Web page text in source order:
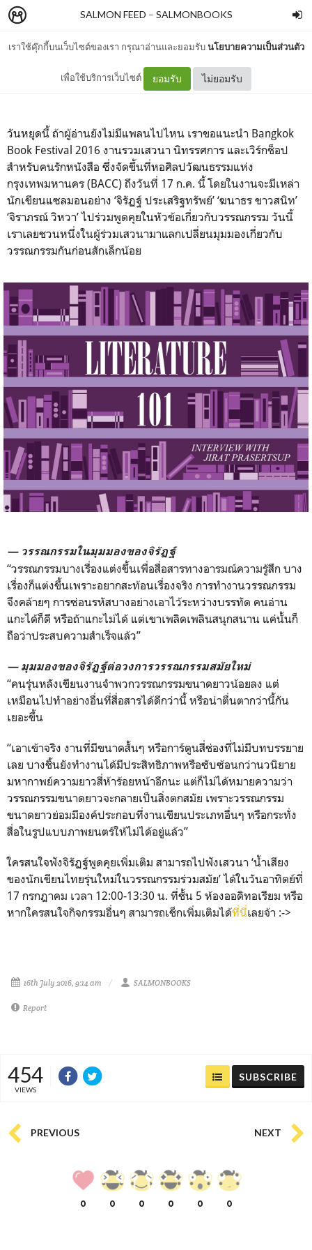
เราใช้คุ๊กกี้บนเว็บไซต์ของเรา กรุณาอ่านและยอมรับนโยบายความเป็นส่วนตัว
เพื่อใช้บริการเว็บไซต์ ยอมรับ ไม่ยอมรับ
SALMON FEED – SALMONBOOKS
LITERATURE 101
วันหยุดนี้ ถ้าผู้อ่านยังไม่มีแพลนไปไหน เราขอแนะนำ Bangkok
Book Festival 2016 งานรวมเสวนา นิทรรศการ และเวิร์กช็อป
สำหรับคนรักหนังสือ ซึ่งจัดขึ้นที่หอศิลปวัฒนธรรมแห่ง
กรุงเทพมหานคร (BACC) ถึงวันที่ 17 ก.ค. นี้ โดยในงานจะมีเหล่า
นักเขียนแซลมอนอย่าง ‘จิรัฏฐ์ ประเสริฐทรัพย์’ ‘ฆนาธร ขาวสนิท’
‘จิราภรณ์ วิหวา’ ไปร่วมพูดคุยในหัวข้อเกี่ยวกับวรรณกรรม วันนี้
เราเลยชวนหนึ่งในผู้ร่วมเสวนามาแลกเปลี่ยนมุมมองเกี่ยวกับ
วรรณกรรมกันก่อนสักเล็กน้อย
— วรรณกรรมในมุมมองของจิรัฏฐ์
“วรรณกรรมบางเรื่องแต่งขึ้นเพื่อสื่อสารทางอารมณ์ความรู้สึก บาง
เรื่องก็แต่งขึ้นเพราะอยากสะท้อนเรื่องจริง การทำงานวรรณกรรม
จึงคล้ายๆ การซ่อนรหัสบางอย่างเอาไว้ระหว่างบรรทัด คนอ่าน
แกะได้ก็ดี หรือถ้าแกะไม่ได้ แต่เขาเพลิดเพลินสนุกสนาน แค่นั้นก็
ถือว่าประสบความสำเร็จแล้ว”
— มุมมองของจิรัฏฐ์ต่อวงการวรรณกรรมสมัยใหม่
“คนรุ่นหลังเขียนงานจำพวกวรรณกรรมขนาดยาวน้อยลง แต่
เหมือนไปทำอย่างอื่นที่สื่อสารได้ดีกว่านี้ หรือน่าตื่นตากว่านี้กัน
เยอะขึ้น
“เอาเข้าจริง งานที่มีขนาดสั้นๆ หรือการ์ตูนสี่ช่องที่ไม่มีบทบรรยาย
เลย บางชิ้นยังทำงานได้มีประสิทธิภาพหรือซับซ้อนกว่านวนิยาย
มหากาพย์ความยาวสี่ห้าร้อยหน้าอีกนะ แต่ก็ไม่ได้หมายความว่า
วรรณกรรมขนาดยาวจะกลายเป็นสิ่งตกสมัย เพราะวรรณกรรม
ขนาดยาวย่อมมีองค์ประกอบที่งานเขียนประเภทอื่นๆ หรือกระทั่ง
สื่อในรูปแบบภาพยนตร์ให้ไม่ได้อยู่แล้ว”
ใครสนใจฟังจิรัฏฐ์พูดคุยเพิ่มเติม สามารถไปฟังเสวนา ‘น้ำเสียง
ของนักเขียนไทยรุ่นใหม่ในวรรณกรรมร่วมสมัย’ ได้ในวันอาทิตย์ที่
17 กรกฎาคม เวลา 12:00-13:30 น. ที่ชั้น 5 ห้องออดิทอเรียม หรือ
หากใครสนใจกิจกรรมอื่นๆ สามารถเช็กเพิ่มเติมได้ที่นี่เลยจ้า :->
16th July 2016, 9:14 am SALMONBOOKS
Report
454
VIEWS
SUBSCRIBE
PREVIOUS NEXT
0 0 0 0 0 0